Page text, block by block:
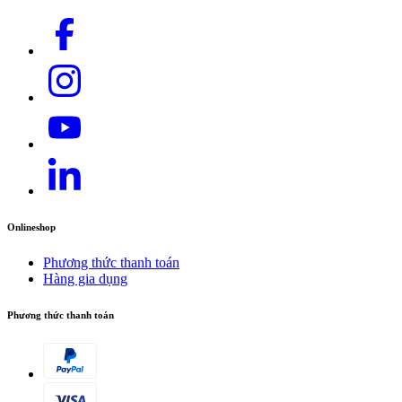
Onlineshop
Phương thức thanh toán
Hàng gia dụng
Phương thức thanh toán